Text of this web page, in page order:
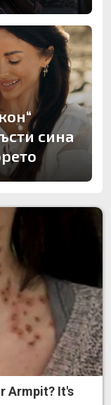
сина
Armpit? It's